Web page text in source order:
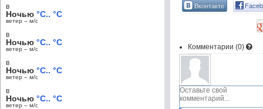
Вконтакте
Комментарии (0)
в
Ночью °C.. °C
ветер – м/c
в
Ночью °C.. °C
ветер – м/c
в
Ночью °C.. °C
ветер – м/c
в
Ночью °C.. °C
ветер – м/c